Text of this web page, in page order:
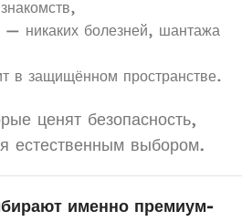
— никаких болезней, шантажа
в защищённом пространстве.
ценят безопасность,
естественным выбором.
именно премиум-